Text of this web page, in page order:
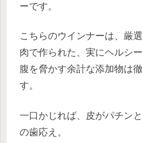
ーです。
こちらのウインナーは、厳
肉で作られた、実にヘルシ
腹を脅かす余計な添加物は
す。
一口かじれば、皮がパチン
の歯応え。